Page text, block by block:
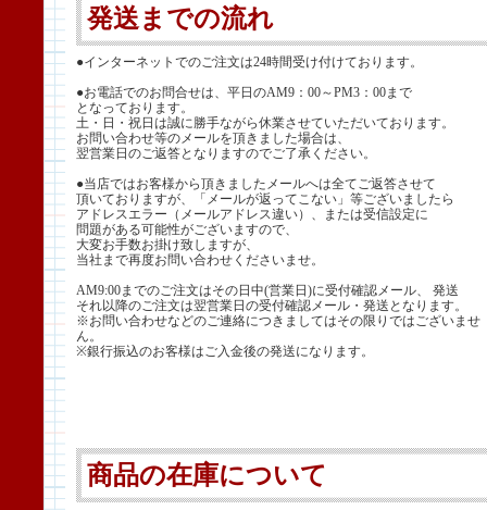
発送までの流れ
●インターネットでのご注文は24時間受け付けております。
●お電話でのお問合せは、平日のAM9：00～PM3：00まで
となっております。
土・日・祝日は誠に勝手ながら休業させていただいております。
お問い合わせ等のメールを頂きました場合は、
翌営業日のご返答となりますのでご了承ください。
●当店ではお客様から頂きましたメールへは全てご返答させて
頂いておりますが、「メールが返ってこない」等ございましたら
アドレスエラー（メールアドレス違い）、または受信設定に
問題がある可能性がございますので、
大変お手数お掛け致しますが、
当社まで再度お問い合わせくださいませ。
AM9:00までのご注文はその日中(営業日)に受付確認メール、 発送
それ以降のご注文は翌営業日の受付確認メール・発送となります。
※お問い合わせなどのご連絡につきましてはその限りではございませ
ん。
※銀行振込のお客様はご入金後の発送になります。
商品の在庫について